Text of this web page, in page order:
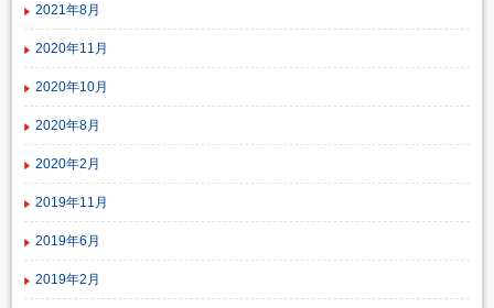
2021年8月
2020年11月
2020年10月
2020年8月
2020年2月
2019年11月
2019年6月
2019年2月